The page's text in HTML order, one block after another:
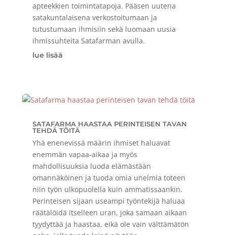
apteekkien toimintatapoja. Pääsen uutena
satakuntalaisena verkostoitumaan ja
tutustumaan ihmisiin sekä luomaan uusia
ihmissuhteita Satafarman avulla.
lue lisää
SATAFARMA HAASTAA PERINTEISEN TAVAN
TEHDÄ TÖITÄ
Yhä enenevissä määrin ihmiset haluavat
enemmän vapaa-aikaa ja myös
mahdollisuuksia luoda elämästään
omannäköinen ja tuoda omia unelmia toteen
niin työn ulkopuolella kuin ammatissaankin.
Perinteisen sijaan useampi työntekijä haluaa
räätälöidä itselleen uran, joka samaan aikaan
tyydyttää ja haastaa, eikä ole vain välttämätön